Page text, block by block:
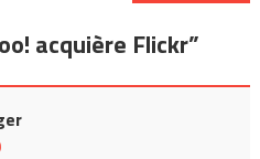
acquière Flickr”